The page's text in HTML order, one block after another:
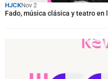
HJCKNov 2
Fado, música clásica y teatro en